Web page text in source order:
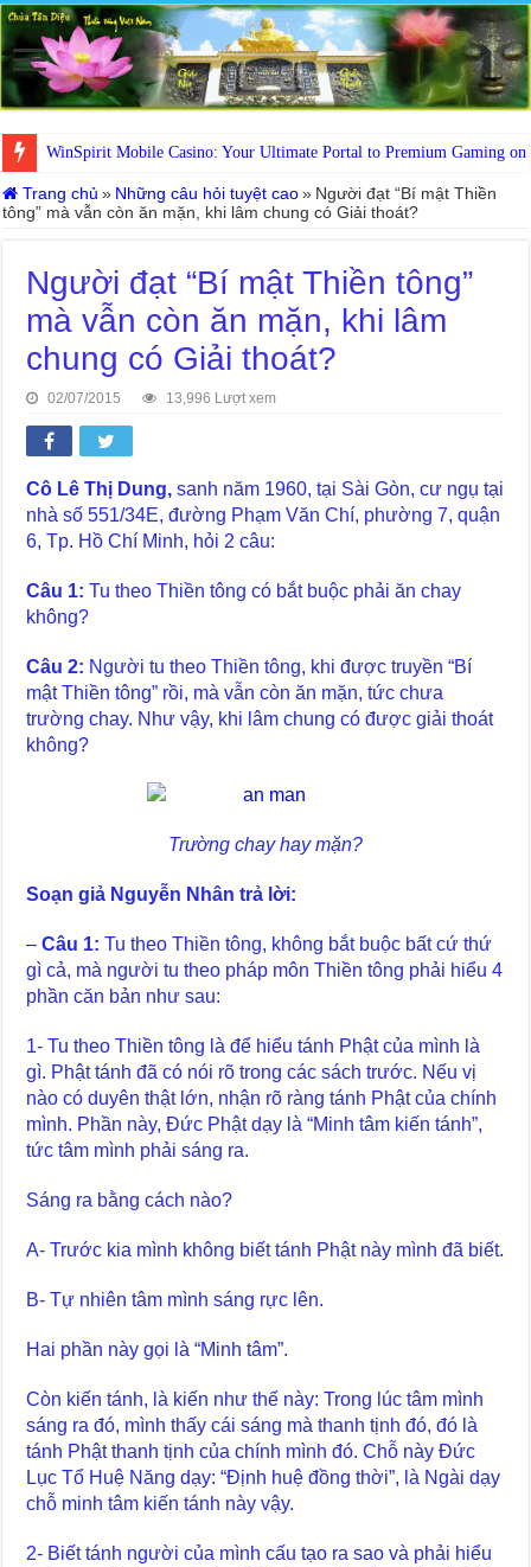
WinSpirit Mobile Casino: Your Ultimate Portal to Premium Gaming on
Trang chủ » Những câu hỏi tuyệt cao » Người đạt “Bí mật Thiền
tông” mà vẫn còn ăn mặn, khi lâm chung có Giải thoát?
Người đạt “Bí mật Thiền tông”
mà vẫn còn ăn mặn, khi lâm
chung có Giải thoát?
02/07/2015 13,996 Lượt xem
Cô Lê Thị Dung, sanh năm 1960, tại Sài Gòn, cư ngụ tại
nhà số 551/34E, đường Phạm Văn Chí, phường 7, quận
6, Tp. Hồ Chí Minh, hỏi 2 câu:
Câu 1: Tu theo Thiền tông có bắt buộc phải ăn chay
không?
Câu 2: Người tu theo Thiền tông, khi được truyền “Bí
mật Thiền tông” rồi, mà vẫn còn ăn mặn, tức chưa
trường chay. Như vậy, khi lâm chung có được giải thoát
không?
Trường chay hay mặn?
Soạn giả Nguyễn Nhân trả lời:
–Câu 1:Tu theo Thiền tông, không bắt buộc bất cứ thứ
gì cả, mà người tu theo pháp môn Thiền tông phải hiểu 4
phần căn bản như sau:
1- Tu theo Thiền tông là để hiểu tánh Phật của mình là
gì. Phật tánh đã có nói rõ trong các sách trước. Nếu vị
nào có duyên thật lớn, nhận rõ ràng tánh Phật của chính
mình. Phần này, Đức Phật dạy là “Minh tâm kiến tánh”,
tức tâm mình phải sáng ra.
Sáng ra bằng cách nào?
A- Trước kia mình không biết tánh Phật này mình đã biết.
B- Tự nhiên tâm mình sáng rực lên.
Hai phần này gọi là “Minh tâm”.
Còn kiến tánh, là kiến như thế này: Trong lúc tâm mình
sáng ra đó, mình thấy cái sáng mà thanh tịnh đó, đó là
tánh Phật thanh tịnh của chính mình đó. Chỗ này Đức
Lục Tổ Huệ Năng dạy: “Định huệ đồng thời”, là Ngài dạy
chỗ minh tâm kiến tánh này vậy.
2- Biết tánh người của mình cấu tạo ra sao và phải hiểu